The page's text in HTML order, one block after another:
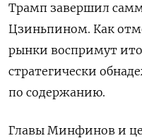
Трамп завершил
‌Цзиньпином. Как
рынки воспримут
стратегически
по содержанию.
Главы Минфинов и